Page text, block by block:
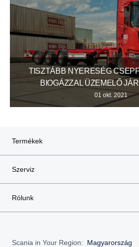
TISZTÁBB NYERESÉG
BIOGÁZZAL ÜZEMELŐ
01 okt. 2021
Termékek
Szerviz
Rólunk
Scania in Your Region: Magyarország